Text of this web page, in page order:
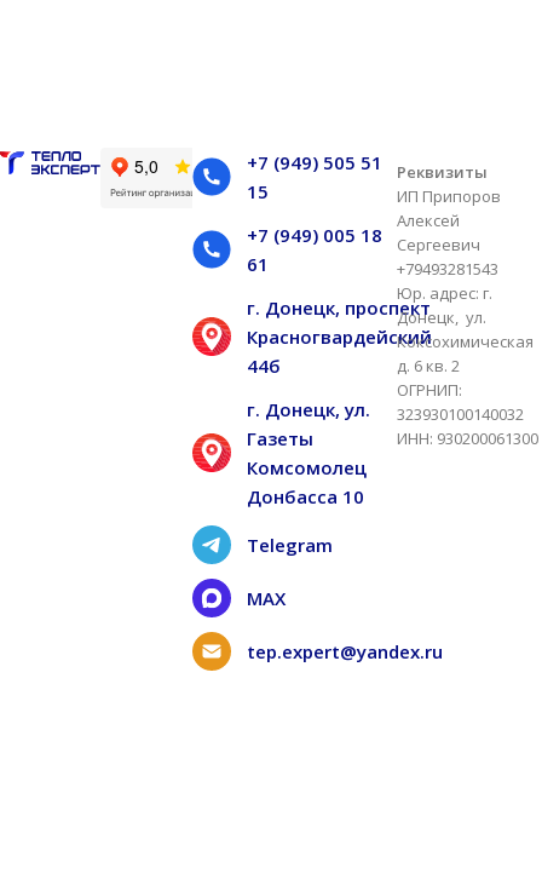
+7 (949) 505 51
15
+7 (949) 005 18
61
г. Донецк, проспект
Красногвардейский
44б
г. Донецк, ул.
Газеты
Комсомолец
Донбасса 10
Telegram
MAX
tep.expert@yandex.ru
Реквизиты
ИП Припоров
Алексей
Сергеевич
+79493281543
Юр. адрес: г.
Донецк, ул.
Коксохимическая
д. 6 кв. 2
ОГРНИП:
323930100140032
ИНН: 930200061300